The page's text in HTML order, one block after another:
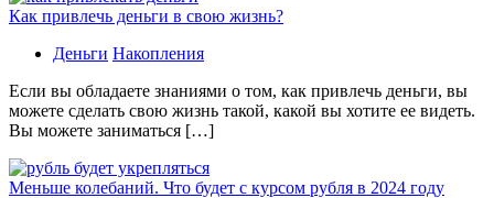
Как привлечь деньги в свою жизнь?
Деньги Накопления
Если вы обладаете знаниями о том, как привлечь деньги, вы
можете сделать свою жизнь такой, какой вы хотите ее видеть.
Вы можете заниматься […]
Меньше колебаний. Что будет с курсом рубля в 2024 году